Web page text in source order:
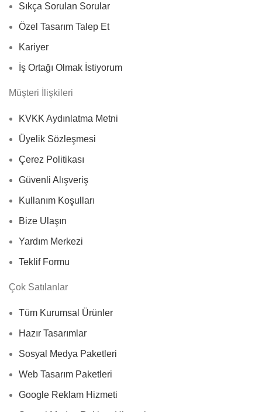
Sıkça Sorulan Sorular
Özel Tasarım Talep Et
Kariyer
İş Ortağı Olmak İstiyorum
Müşteri İlişkileri
KVKK Aydınlatma Metni
Üyelik Sözleşmesi
Çerez Politikası
Güvenli Alışveriş
Kullanım Koşulları
Bize Ulaşın
Yardım Merkezi
Teklif Formu
Çok Satılanlar
Tüm Kurumsal Ürünler
Hazır Tasarımlar
Sosyal Medya Paketleri
Web Tasarım Paketleri
Google Reklam Hizmeti